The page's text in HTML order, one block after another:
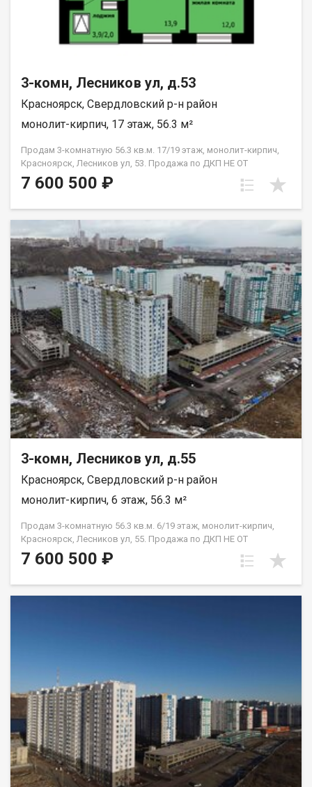
3-комн, Лесников ул, д.53
Красноярск, Свердловский р-н район
монолит-кирпич, 17 этаж, 56.3 м²
Продам 3-комнатную 56.3 кв.м. 17/19 этаж, монолит-кирпич,
Красноярск, Лесников ул, 53. Продажа по ДКП НЕ ОТ
ЗАСТРОЙЩИКА
7 600 500 ₽
3-комн, Лесников ул, д.55
Красноярск, Свердловский р-н район
монолит-кирпич, 6 этаж, 56.3 м²
Продам 3-комнатную 56.3 кв.м. 6/19 этаж, монолит-кирпич,
Красноярск, Лесников ул, 55. Продажа по ДКП НЕ ОТ
ЗАСТРОЙЩИКА
7 600 500 ₽